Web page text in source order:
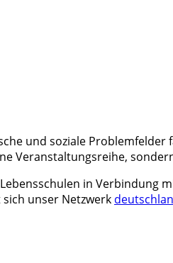
und soziale
Veranstaltungsreihe,
in Verbindung
unser Netzwerk